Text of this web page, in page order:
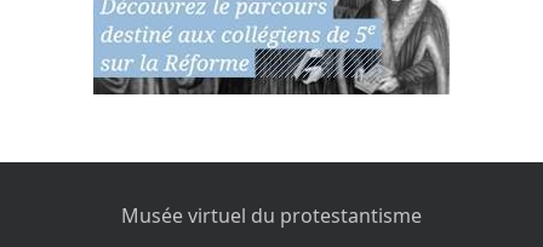
Musée virtuel du protestantisme